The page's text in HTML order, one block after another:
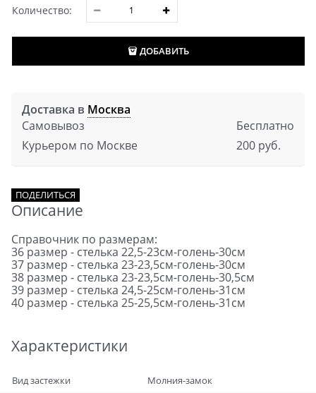
Количество:
ДОБАВИТЬ
Доставка в Москва
Самовывоз
Бесплатно
Курьером по Москве
200 руб.
ПОДЕЛИТЬСЯ
Описание
Справочник по размерам:
36 размер - стелька 22,5-23см-голень-30см
37 размер - стелька 23-23,5см-голень-30см
38 размер - стелька 23-23,5см-голень-30,5см
39 размер - стелька 24,5-25см-голень-31см
40 размер - стелька 25-25,5см-голень-31см
Характеристики
Вид застежки
Молния-замок